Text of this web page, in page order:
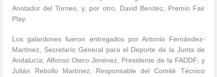
Anotador del Torneo, y, por otro, David Benítez, Premio Fair
Play.
Los galardones fueron entregados por Antonio Fernández-
Martínez, Secretario General para el Deporte de la Junta de
Andalucía; Alfonso Otero Jiménez, Presidente de la FADDF; y
Julián Rebollo Martínez, Responsable del Comité Técnico